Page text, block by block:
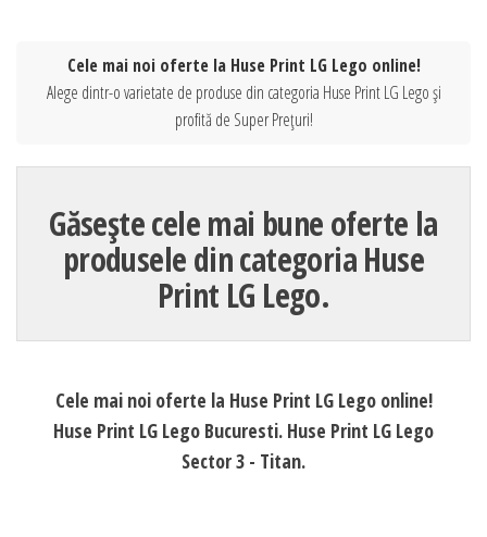
Cele mai noi oferte la Huse Print LG Lego online!
Alege dintr-o varietate de produse din categoria Huse Print LG Lego și
profită de Super Prețuri!
Găsește cele mai bune oferte la
produsele din categoria Huse
Print LG Lego.
Cele mai noi oferte la Huse Print LG Lego online!
Huse Print LG Lego Bucuresti. Huse Print LG Lego
Sector 3 - Titan.